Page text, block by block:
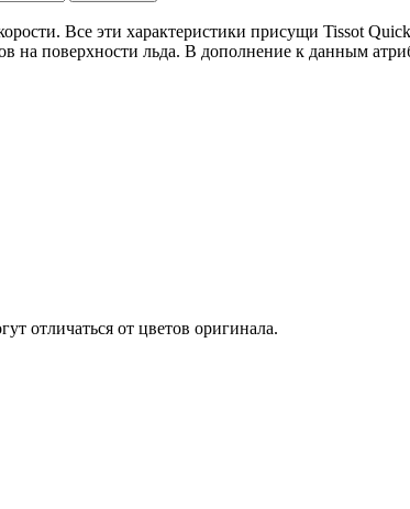
Все эти характеристики присущи Tissot
поверхности льда. В дополнение к данным
отличаться от цветов оригинала.